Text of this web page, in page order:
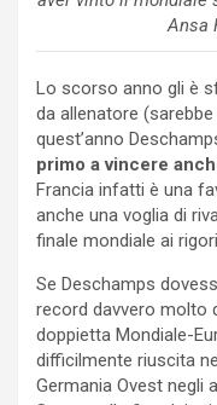
Ansa
Lo scorso anno gli è
da allenatore
quest’anno
primo a vincere
Francia infatti è una
anche una voglia di
finale mondiale ai
Se Deschamps
record davvero molto
doppietta Mondiale-
difficilmente riuscita
Germania Ovest negli